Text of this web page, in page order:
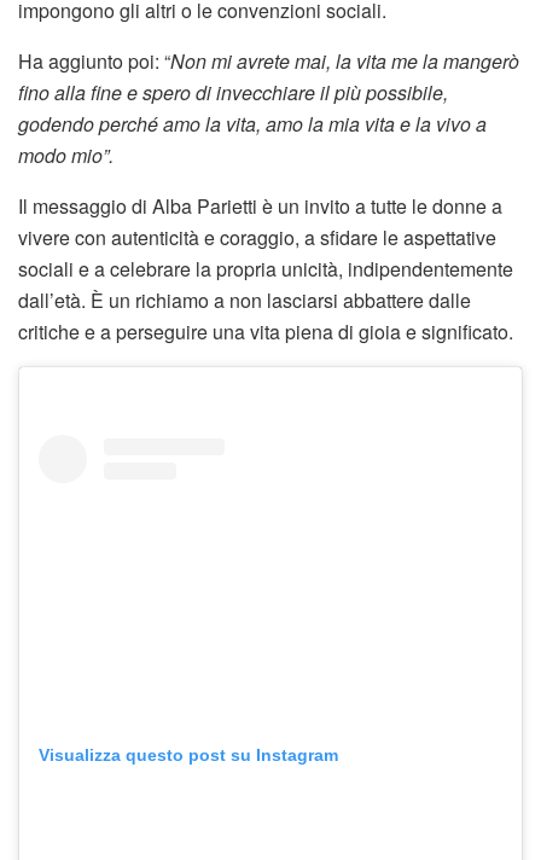
impongono gli altri o le convenzioni sociali.
Ha aggiunto poi: “Non mi avrete mai, la vita me la mangerò
fino alla fine e spero di invecchiare il più possibile,
godendo perché amo la vita, amo la mia vita e la vivo a
modo mio”.
Il messaggio di Alba Parietti è un invito a tutte le donne a
vivere con autenticità e coraggio, a sfidare le aspettative
sociali e a celebrare la propria unicità, indipendentemente
dall’età. È un richiamo a non lasciarsi abbattere dalle
critiche e a perseguire una vita piena di gioia e significato.
Visualizza questo post su Instagram